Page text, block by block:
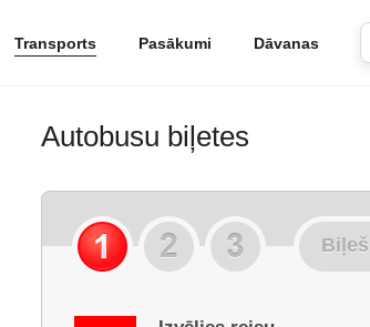
Transports Pasākumi Dāvanas
Autobusu biļetes